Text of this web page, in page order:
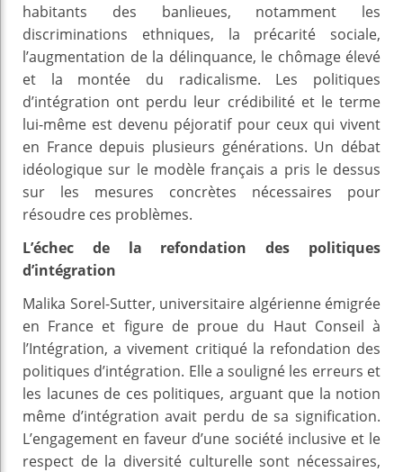
habitants des banlieues, notamment les
discriminations ethniques, la précarité sociale,
l’augmentation de la délinquance, le chômage élevé
et la montée du radicalisme. Les politiques
d’intégration ont perdu leur crédibilité et le terme
lui-même est devenu péjoratif pour ceux qui vivent
en France depuis plusieurs générations. Un débat
idéologique sur le modèle français a pris le dessus
sur les mesures concrètes nécessaires pour
résoudre ces problèmes.
L’échec de la refondation des politiques
d’intégration
Malika Sorel-Sutter, universitaire algérienne émigrée
en France et figure de proue du Haut Conseil à
l’Intégration, a vivement critiqué la refondation des
politiques d’intégration. Elle a souligné les erreurs et
les lacunes de ces politiques, arguant que la notion
même d’intégration avait perdu de sa signification.
L’engagement en faveur d’une société inclusive et le
respect de la diversité culturelle sont nécessaires,